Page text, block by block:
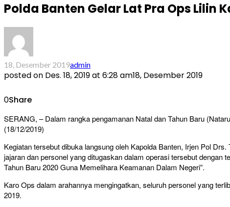
Polda Banten Gelar Lat Pra Ops Lilin
18, Desember 2019admin
posted on Des. 18, 2019 at 6:28 am18, Desember 2019
0Share
SERANG, – Dalam rangka pengamanan Natal dan Tahun Baru
(18/12/2019)
Kegiatan tersebut dibuka langsung oleh Kapolda Banten, Irjen Pol
jajaran dan personel yang ditugaskan dalam operasi tersebut
Tahun Baru 2020 Guna Memelihara Keamanan Dalam Negeri”.
Karo Ops dalam arahannya mengingatkan, seluruh personel yang
2019.